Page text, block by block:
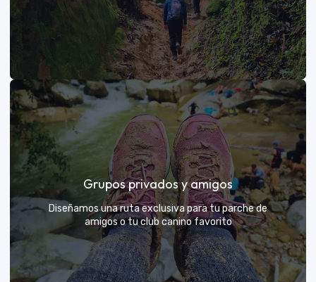
Días de Campo para Empresas
El mejor beneficio para tu equipo: compartir con sus
exploradores y fortalecer lazos rodeados de
naturaleza
VER MÁS
Grupos privados y amigos
Diseñamos una ruta exclusiva para tu parche de
amigos o tu club canino favorito